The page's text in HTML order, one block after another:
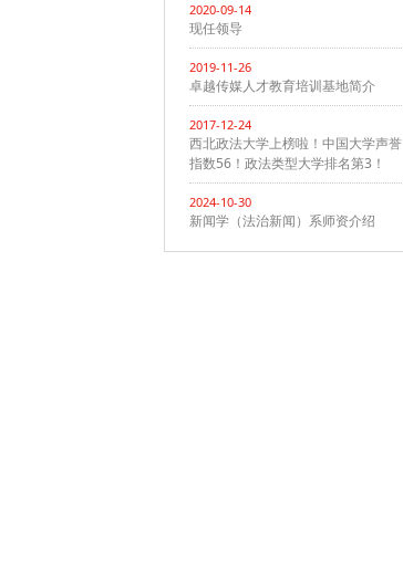
2020-09-14
现任领导
2019-11-26
卓越传媒人才教育培训基地简介
2017-12-24
西北政法大学上榜啦！中国大学声誉
指数56！政法类型大学排名第3！
2024-10-30
新闻学（法治新闻）系师资介绍